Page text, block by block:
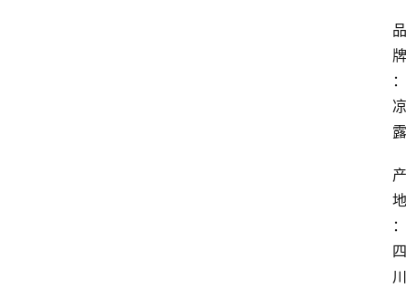
品
牌
：
凉
露
产
地
：
四
川